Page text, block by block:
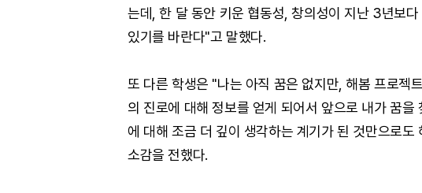
는데, 한 달 동안 키운 협동성, 창의성이 지난 3년보
있기를 바란다"고 말했다.
또 다른 학생은 "나는 아직 꿈은 없지만, 해봄 프로젝
의 진로에 대해 정보를 얻게 되어서 앞으로 내가 꿈
에 대해 조금 더 깊이 생각하는 계기가 된 것만으로
소감을 전했다.